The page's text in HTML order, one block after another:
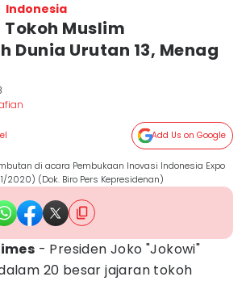
Indonesia
Muslim
Dunia Urutan 13, Menag
Add Us on Google
di acara Pembukaan Inovasi Indonesia Expo
2020) (Dok. Biro Pers Kepresidenan)
- Presiden Joko "Jokowi"
20 besar jajaran tokoh